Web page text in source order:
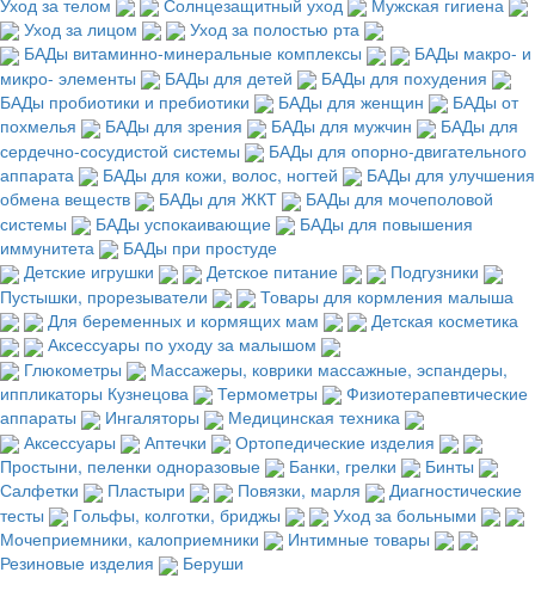
Уход за лицом
Уход за полостью рта
БАДы витаминно-минеральные комплексы
БАДы макро- и
микро- элементы
БАДы для детей
БАДы для похудения
БАДы пробиотики и пребиотики
БАДы для женщин
БАДы от
похмелья
БАДы для зрения БАДы для мужчин
БАДы для
сердечно-сосудистой системы
БАДы для опорно-двигательного
аппарата
БАДы для кожи, волос, ногтей
БАДы для улучшения
обмена веществ
БАДы для ЖКТ
БАДы для мочеполовой
системы
БАДы успокаивающие
БАДы для повышения
иммунитета
БАДы при простуде
Детские игрушки
Детское питание
Подгузники
Пустышки, прорезыватели
Товары для кормления малыша
Для беременных и кормящих мам
Детская косметика
Аксессуары по уходу за малышом
Глюкометры
Массажеры, коврики массажные, эспандеры,
иппликаторы Кузнецова
Термометры
Физиотерапевтические
аппараты
Ингаляторы
Медицинская техника
Аксессуары
Аптечки
Ортопедические изделия
Простыни, пеленки одноразовые
Банки, грелки
Бинты
Салфетки
Пластыри Повязки, марля
Диагностические
тесты
Гольфы, колготки, бриджы
Уход за больными
Мочеприемники, калоприемники
Интимные товары
Резиновые изделия
Беруши